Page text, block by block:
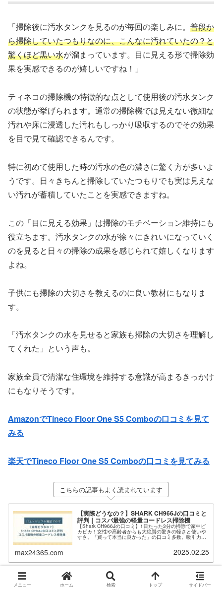
「掃除後に汚水タンクを見るのが毎回の楽しみに。 普段か
ら掃除していたつもりなのに、こんなに汚れていたの？と
驚くほど黒い水が溜まっています。目に見える形で掃除効
果を実感できるのが嬉しいですね！」
ティネコの掃除機の特徴的な点として使用後の汚水タンク
の状態が挙げられます。通常の掃除機では見えない微細な
汚れや床に浸透した汚れもしっかり吸収するのでその効果
を目で見て確認できるんです。
特に初めて使用した時の汚水の色の濃さに驚く方が多いよ
うです。日々きちんと掃除していたつもりでも実は見えな
い汚れが蓄積していたことを実感できますね。
この「目に見える効果」は掃除のモチベーション維持にも
役立ちます。汚水タンクの水が徐々にきれいになっていく
のを見ると日々の掃除の成果を感じられて嬉しくなります
よね。
子供にも掃除の大切さを教えるのに良い教材にもなりま
す。
「汚水タンクの水を見せると家族も掃除の大切さを理解し
てくれた」という声も。
家族全員で清潔な住環境を維持する意識が高まるきっかけ
にもなりそうです。
AmazonでTineco Floor One S5 Comboの口コミを見て
みる
楽天でTineco Floor One S5 Comboの口コミを見てみる
こちらの記事もよく読まれています
【実際どうなの？】SHARK CH966Jの口コミと
評判｜コスパ最強の軽量コードレス掃除機
【Shark CH966Jの口コミ】1日たった3分の掃除で家中ピ
カピカ！女性や高齢者からも大絶賛の驚きの軽さと使いや
すさ。「買って本当に良かった」の口コミ多数。吸引力や
max24365.com 2025.02.25
メニュー ホーム 検索 トップ サイドバー